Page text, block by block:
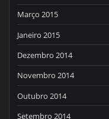
Março 2015
Janeiro 2015
Dezembro 2014
Novembro 2014
Outubro 2014
Setembro 2014